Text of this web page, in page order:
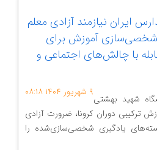
ایران نیازمند آزادی معلم
آموزش برای
با چالش‌های اجتماعی و
۹ شهریور ۱۴۰۴ ۰۸:۱۸
شهید بهشتی
ترکیبی دوران کرونا، ضرورت آزادی
یادگیری شخصی‌سازی‌شده را